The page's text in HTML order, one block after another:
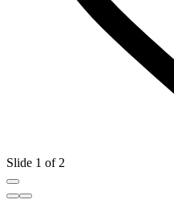
Slide 1 of 2